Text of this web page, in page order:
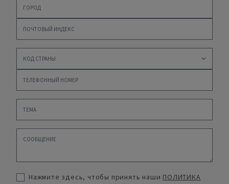
Нажмите здесь, чтобы принять наши ПОЛИТИКА